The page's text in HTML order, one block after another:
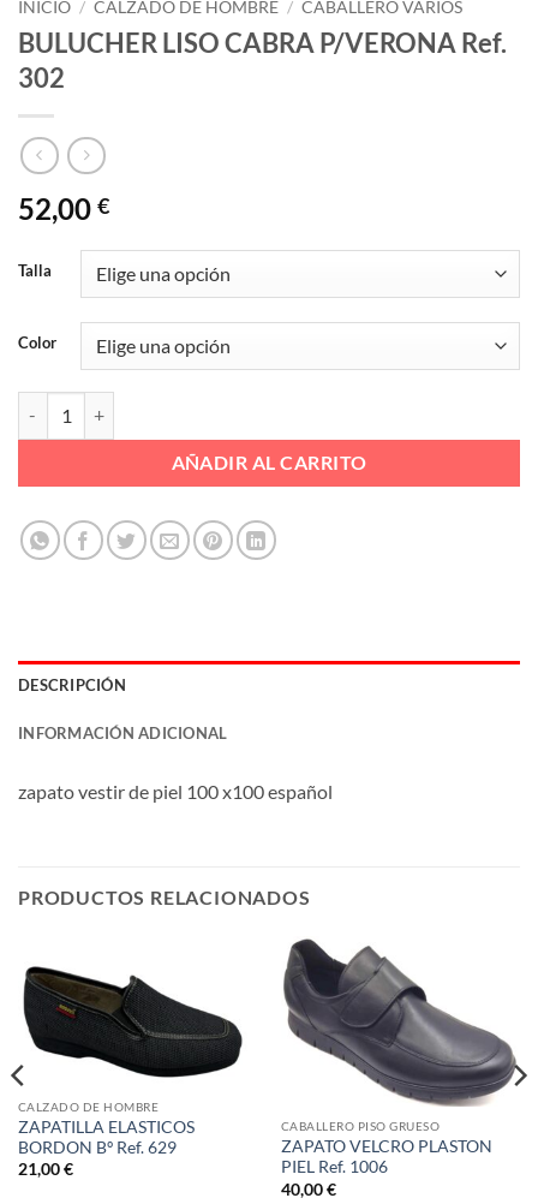
INICIO / CALZADO DE HOMBRE / CABALLERO VARIOS
BULUCHER LISO CABRA P/VERONA Ref.
302
52,00 €
Talla
Color
AÑADIR AL CARRITO
DESCRIPCIÓN
INFORMACIÓN ADICIONAL
zapato vestir de piel 100 x100 español
PRODUCTOS RELACIONADOS
CALZADO DE HOMBRE
ZAPATILLA ELASTICOS
BORDON Bº Ref. 629
21,00€
CABALLERO PISO GRUESO
ZAPATO VELCRO PLASTON
PIEL Ref. 1006
40,00€